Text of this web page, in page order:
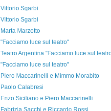
Vittorio Sgarbi
Vittorio Sgarbi
Marta Marzotto
"Facciamo luce sul teatro"
Teatro Argentina "Facciamo luce sul
"Facciamo luce sul teatro"
Piero Maccarinelli e Mimmo Morabito
Paolo Calabresi
Enzo Siciliano e Piero Maccarinelli
Fabrizia Sacchi e Riccardo Rossi